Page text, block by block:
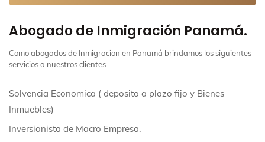
Abogado de Inmigración Panamá.
Como abogados de Inmigracion en Panamá brindamos los siguientes
servicios a nuestros clientes
Solvencia Economica ( deposito a plazo fijo y Bienes
Inmuebles)
Inversionista de Macro Empresa.